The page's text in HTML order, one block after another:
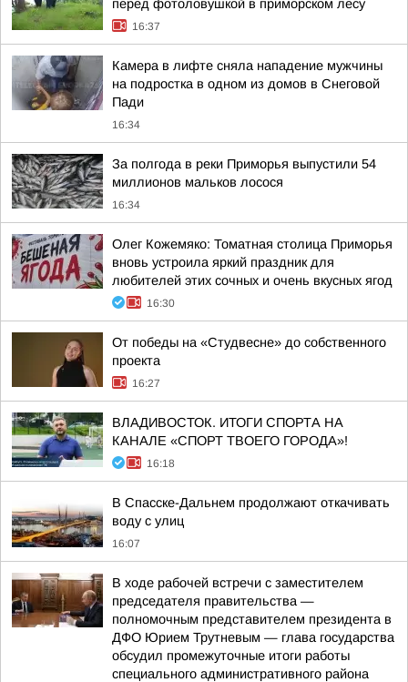
перед фотоловушкой в приморском лесу
16:37
Камера в лифте сняла нападение мужчины
на подростка в одном из домов в Снеговой
Пади
16:34
За полгода в реки Приморья выпустили 54
миллионов мальков лосося
16:34
Олег Кожемяко: Томатная столица Приморья
вновь устроила яркий праздник для
любителей этих сочных и очень вкусных ягод
16:30
От победы на «Студвесне» до собственного
проекта
16:27
ВЛАДИВОСТОК. ИТОГИ СПОРТА НА
КАНАЛЕ «СПОРТ ТВОЕГО ГОРОДА»!
16:18
В Спасске-Дальнем продолжают откачивать
воду с улиц
16:07
В ходе рабочей встречи с заместителем
председателя правительства —
полномочным представителем президента в
ДФО Юрием Трутневым — глава государства
обсудил промежуточные итоги работы
специального административного района